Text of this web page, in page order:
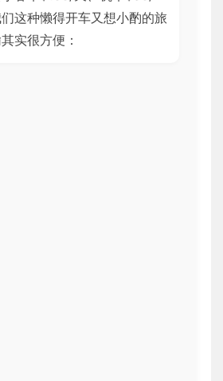
这种懒得开车又想小酌的旅
实很方便：